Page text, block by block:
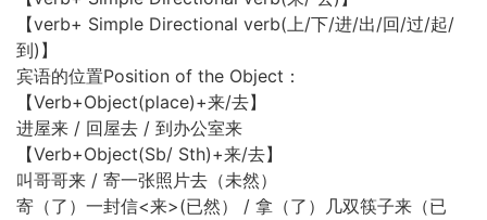
【verb+ Simple Directional verb(上/下/进/出/回/过/起/
到)】
宾语的位置Position of the Object：
【Verb+Object(place)+来/去】
进屋来 / 回屋去 / 到办公室来
【Verb+Object(Sb/ Sth)+来/去】
叫哥哥来 / 寄一张照片去（未然）
寄（了）一封信<来>(已然） / 拿（了）几双筷子来（已